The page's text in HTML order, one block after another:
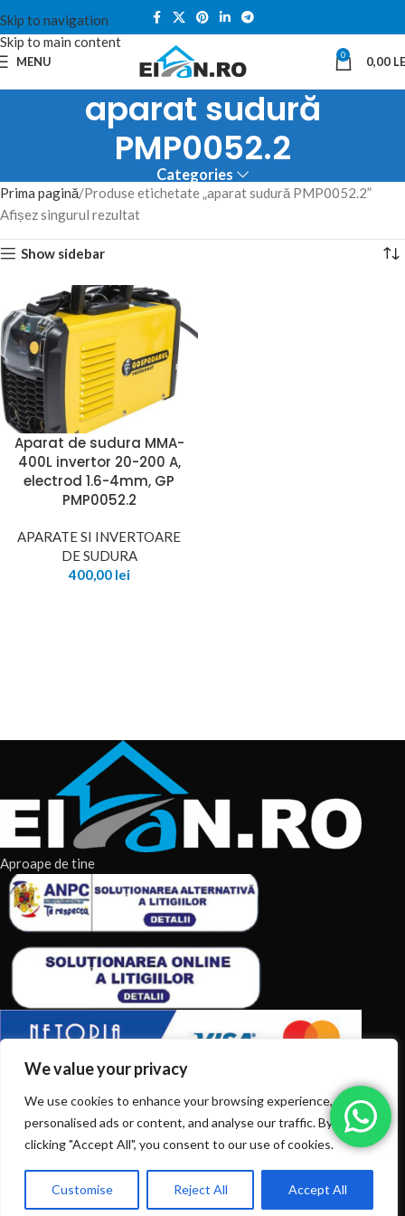
We value your privacy
We use cookies to enhance your browsing experience, serve
personalised ads or content, and analyse our traffic. By
clicking "Accept All", you consent to our use of cookies.
Customise Reject All Accept All
Ai intrebări? Sună la: +40720366616
Skip to navigation
Skip to main content
MENU 0 0,00
aparat sudură
PMP0052.2
Categories
Prima pagină Produse etichetate „aparat sudură PMP0052.2”
Afișez singurul rezultat
Show sidebar
Aparat de sudura MMA-
400L invertor 20-200 A,
electrod 1.6-4mm, GP
PMP0052.2
APARATE SI INVERTOARE
DE SUDURA
400,00 lei
Aproape de tine
ARTICOLE RECENTE
TERMENI & CONDITII
CATEGORII DE PRODUSE
0